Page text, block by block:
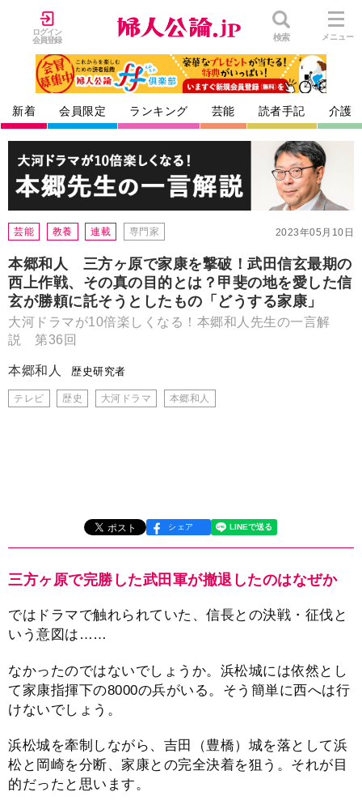
ログイン
会員登録
検索 メニュー
新着 会員限定 ランキング 芸能 読者手記 介護
2023年05月10日
芸能 教養 連載 専門家
本郷和人 三方ヶ原で家康を撃破！武田信玄最期の
西上作戦、その真の目的とは？甲斐の地を愛した信
玄が勝頼に託そうとしたもの「どうする家康」
大河ドラマが10倍楽しくなる！本郷和人先生の一言解
説 第36回
本郷和人 歴史研究者
テレビ 歴史 大河ドラマ 本郷和人
シェア
三方ヶ原で完勝した武田軍が撤退したのはなぜか
ではドラマで触れられていた、信長との決戦・征伐と
いう意図は……
なかったのではないでしょうか。浜松城には依然とし
て家康指揮下の8000の兵がいる。そう簡単に西へは行
けないでしょう。
浜松城を牽制しながら、吉田（豊橋）城を落として浜
松と岡崎を分断、家康との完全決着を狙う。それが目
的だったと思います。